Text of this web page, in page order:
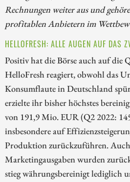
Rechnungen weiter aus und
profitablen Anbietern im
HELLOFRESH: ALLE AUGEN AUF DAS
Positiv hat die Börse auch auf die
HelloFresh reagiert, obwohl das
Konsumflaute in Deutschland
erzielte ihr bisher höchstes
von 191,9 Mio. EUR (Q2 2022:
insbesondere auf
Produktion zurückzuführen.
Marketingausgaben wurden
stieg währungsbereinigt lediglich